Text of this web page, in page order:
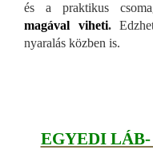
és a praktikus
magával viheti.
nyaralás közben is.
EGYEDI